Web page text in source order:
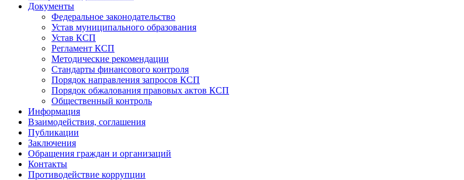
Документы
Федеральное законодательство
Устав муниципального образования
Устав КСП
Регламент КСП
Методические рекомендации
Стандарты финансового контроля
Порядок направления запросов КСП
Порядок обжалования правовых актов КСП
Общественный контроль
Информация
Взаимодействия, соглашения
Публикации
Заключения
Обращения граждан и организаций
Контакты
Противодействие коррупции